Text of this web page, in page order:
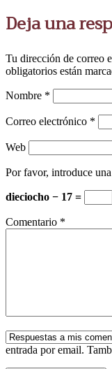
Deja una
Tu dirección de correo
obligatorios están
Nombre *
Correo electrónico *
Web
Por favor, introduce
dieciocho − 17 =
Comentario *
entrada por email.